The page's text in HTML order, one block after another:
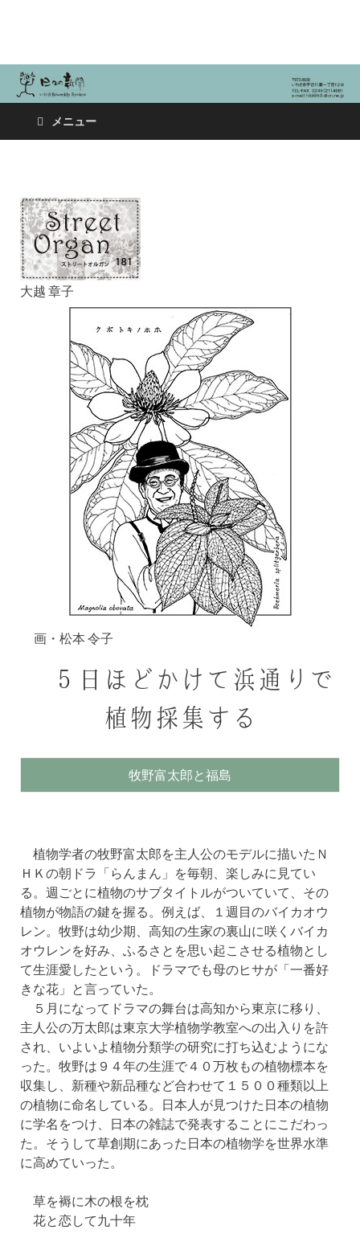
日々の新聞
メニュー
大越 章子
画・松本 令子
５日ほどかけて浜通りで
植物採集する
牧野富太郎と福島
植物学者の牧野富太郎を主人公のモデルに描いたＮ
ＨＫの朝ドラ「らんまん」を毎朝、楽しみに見てい
る。週ごとに植物のサブタイトルがついていて、その
植物が物語の鍵を握る。例えば、１週目のバイカオウ
レン。牧野は幼少期、高知の生家の裏山に咲くバイカ
オウレンを好み、ふるさとを思い起こさせる植物とし
て生涯愛したという。ドラマでも母のヒサが「一番好
きな花」と言っていた。
５月になってドラマの舞台は高知から東京に移り、
主人公の万太郎は東京大学植物学教室への出入りを許
され、いよいよ植物分類学の研究に打ち込むようにな
った。牧野は９４年の生涯で４０万枚もの植物標本を
収集し、新種や新品種など合わせて１５００種類以上
の植物に命名している。日本人が見つけた日本の植物
に学名をつけ、日本の雑誌で発表することにこだわっ
た。そうして草創期にあった日本の植物学を世界水準
に高めていった。
草を褥に木の根を枕
花と恋して九十年